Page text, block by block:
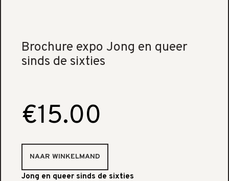
Brochure expo Jong en queer
sinds de sixties
€15.00
Jong en queer sinds de sixties